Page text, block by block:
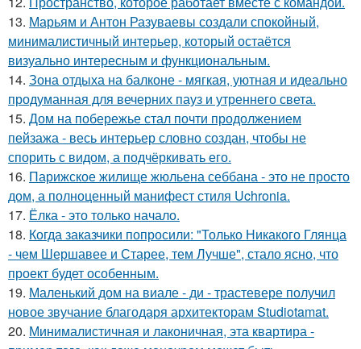
13. Марьям и Антон Разуваевы создали спокойный,
минималистичный интерьер, который остаётся
визуально интересным и функциональным.
14. Зона отдыха на балконе - мягкая, уютная и идеально
продуманная для вечерних пауз и утреннего света.
15. Дом на побережье стал почти продолжением
пейзажа - весь интерьер словно создан, чтобы не
спорить с видом, а подчёркивать его.
16. Парижское жилище жюльена себбана - это не просто
дом, а полноценный манифест стиля Uchronia.
17. Ёлка - это только начало.
18. Когда заказчики попросили: "Только Никакого Глянца
- чем Шершавее и Старее, тем Лучше", стало ясно, что
проект будет особенным.
19. Маленький дом на виале - ди - трастевере получил
новое звучание благодаря архитекторам Studiotamat.
20. Минималистичная и лаконичная, эта квартира -